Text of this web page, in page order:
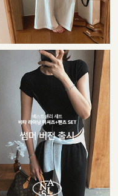
29,000원